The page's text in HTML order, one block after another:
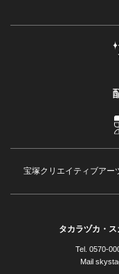
宝塚クリエイティブアー
タカラヅカ・
Tel. 0570-
Mail